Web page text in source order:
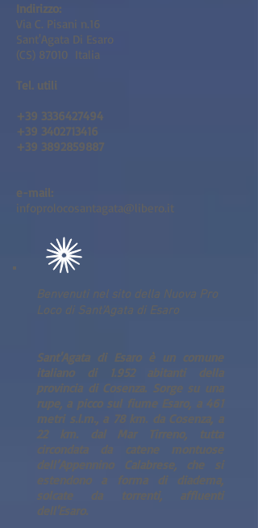
Indirizzo:
Via C. Pisani n.16
Sant'Agata Di Esaro
(CS) 87010 Italia
Tel. utili
+39 3336427494
+39 3402713416
+39 3892859887
e-mail:
infoprolocosantagata@libero.it
Benvenuti nel sito della Nuova Pro
Loco di Sant'Agata di Esaro
Sant'Agata di Esaro è un comune
italiano di 1.952 abitanti della
provincia di Cosenza. Sorge su una
rupe, a picco sul fiume Esaro, a 461
metri s.l.m., a 78 km. da Cosenza, a
22 km. dal Mar Tirreno, tutta
circondata da catene montuose
dell’Appennino Calabrese, che si
estendono a forma di diadema,
solcate da torrenti, affluenti
dell'Esaro.